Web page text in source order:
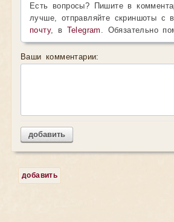
Есть вопросы? Пишите в
лучше, отправляйте скриншоты с
почту, в Telegram . Обязательно
Ваши комментарии:
добавить
добавить